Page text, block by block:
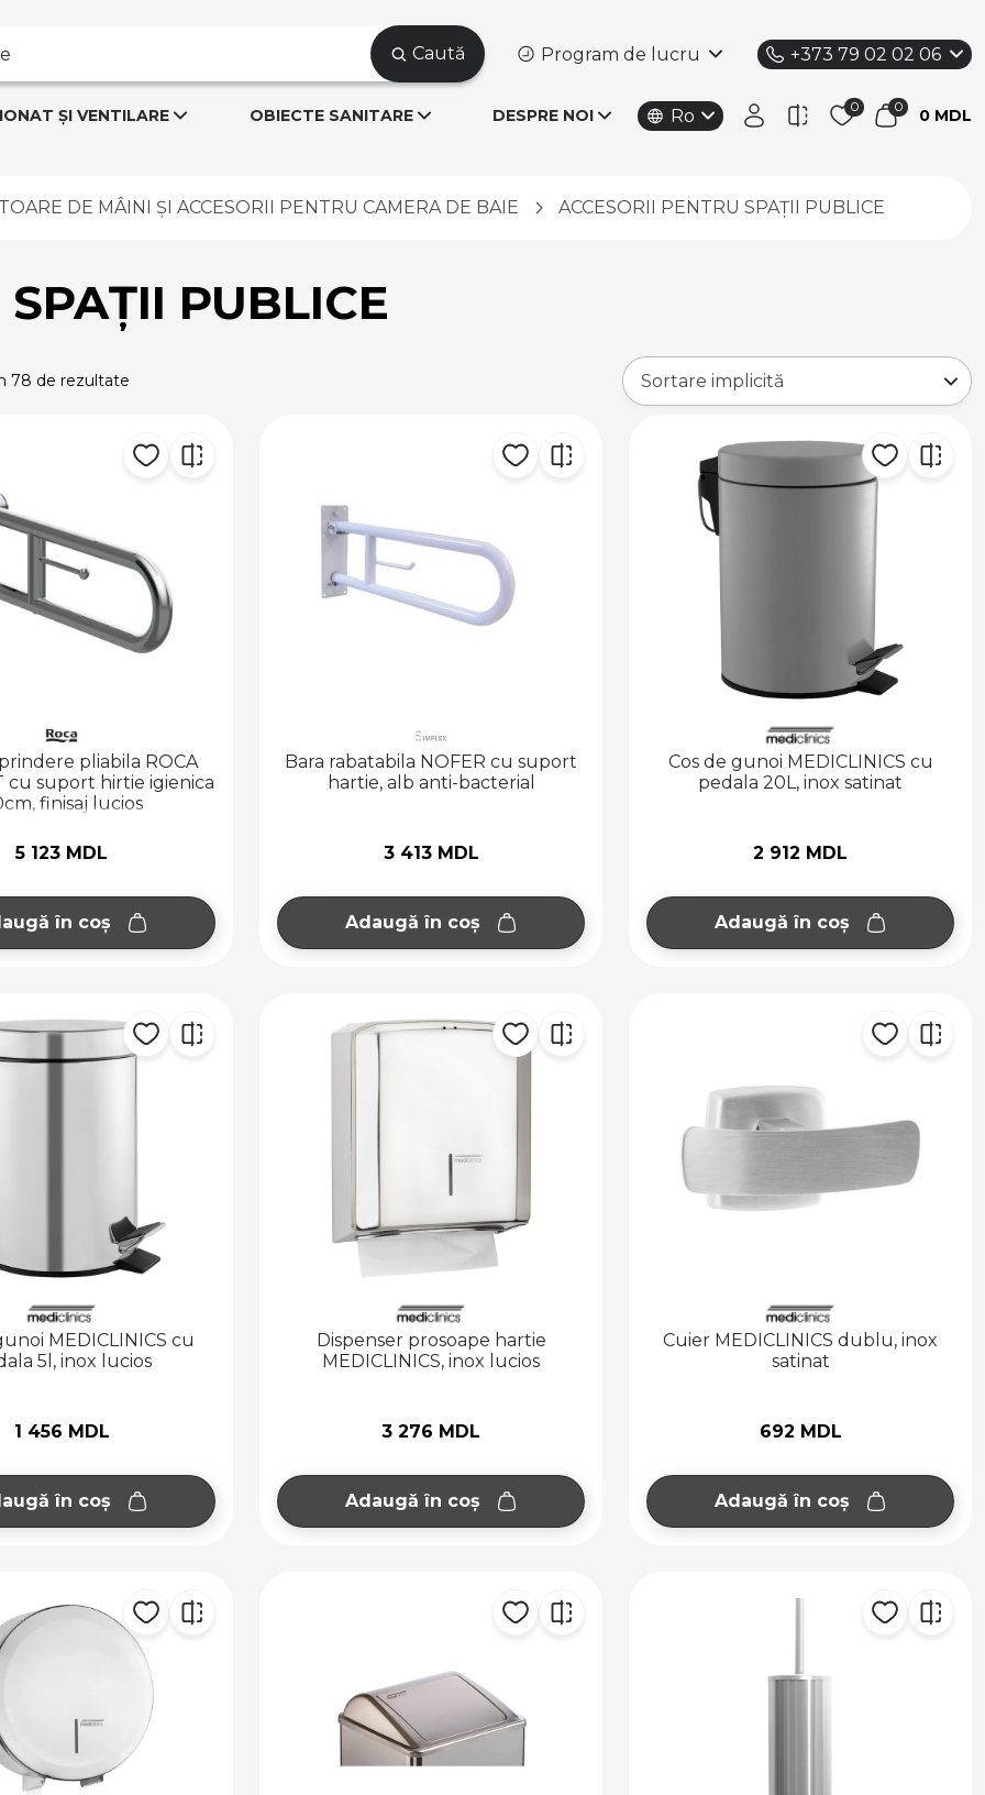
Caută Program de lucru +373 79 02 02 06
ȘI VENTILARE OBIECTE SANITARE DESPRE NOI Ro 0 MDL
DE MÂINI ȘI ACCESORII PENTRU CAMERA DE BAIE ACCESORII PENTRU SPAȚII PUBLICE
PUBLICE
78 de rezultate
pliabila ROCA
cu suport hirtie igienica
finisaj lucios
5 123 MDL
în coș
Bara rabatabila NOFER cu suport
hartie, alb anti-bacterial
3 413 MDL
Adaugă în coș
Cos de gunoi MEDICLINICS cu
pedala 20L, inox satinat
2 912 MDL
Adaugă în coș
MEDICLINICS cu
5l, inox lucios
1 456 MDL
în coș
Dispenser prosoape hartie
MEDICLINICS, inox lucios
3 276 MDL
Adaugă în coș
Cuier MEDICLINICS dublu, inox
satinat
692 MDL
Adaugă în coș